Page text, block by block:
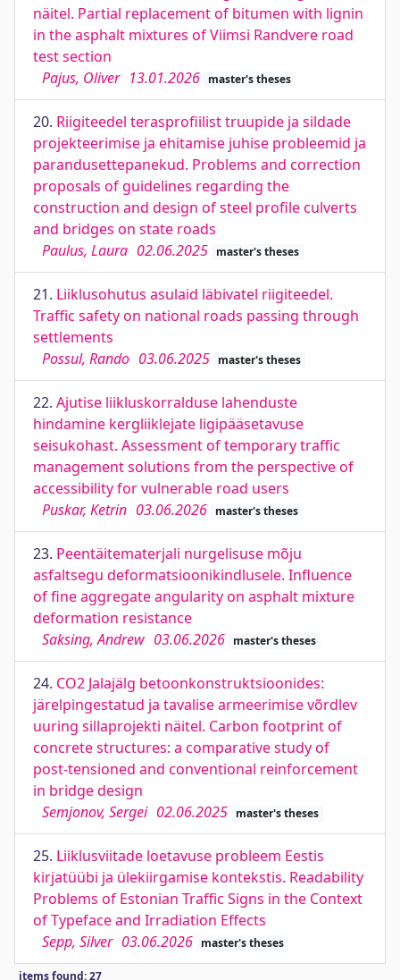
näitel. Partial replacement of bitumen with lignin
in the asphalt mixtures of Viimsi Randvere road
test section
Pajus, Oliver 13.01.2026 master's theses
20. Riigiteedel terasprofiilist truupide ja sildade
projekteerimise ja ehitamise juhise probleemid ja
parandusettepanekud. Problems and correction
proposals of guidelines regarding the
construction and design of steel profile culverts
and bridges on state roads
Paulus, Laura 02.06.2025 master's theses
21. Liiklusohutus asulaid läbivatel riigiteedel.
Traffic safety on national roads passing through
settlements
Possul, Rando 03.06.2025 master's theses
22. Ajutise liikluskorralduse lahenduste
hindamine kergliiklejate ligipääsetavuse
seisukohast. Assessment of temporary traffic
management solutions from the perspective of
accessibility for vulnerable road users
Puskar, Ketrin 03.06.2026 master's theses
23. Peentäitematerjali nurgelisuse mõju
asfaltsegu deformatsioonikindlusele. Influence
of fine aggregate angularity on asphalt mixture
deformation resistance
Saksing, Andrew 03.06.2026 master's theses
24. CO2 Jalajälg betoonkonstruktsioonides:
järelpingestatud ja tavalise armeerimise võrdlev
uuring sillaprojekti näitel. Carbon footprint of
concrete structures: a comparative study of
post-tensioned and conventional reinforcement
in bridge design
Semjonov, Sergei 02.06.2025 master's theses
25. Liiklusviitade loetavuse probleem Eestis
kirjatüübi ja ülekiirgamise kontekstis. Readability
Problems of Estonian Traffic Signs in the Context
of Typeface and Irradiation Effects
Sepp, Silver 03.06.2026 master's theses
items found: 27